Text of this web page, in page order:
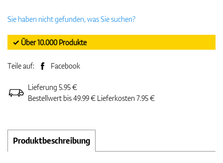
Sie haben nicht gefunden, was Sie suchen?
✓ Über 10.000 Produkte
Teile auf: Facebook
Lieferung 5.95 €
Bestellwert bis 49.99 € Lieferkosten 7.95 €
Produktbeschreibung